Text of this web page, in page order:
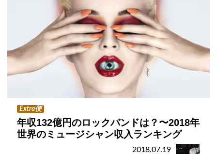
Extra便
年収132億円のロックバンドは？〜2018年
世界のミュージシャン収入ランキング
2018.07.19